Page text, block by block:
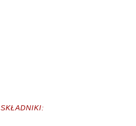
SKŁADNIKI: